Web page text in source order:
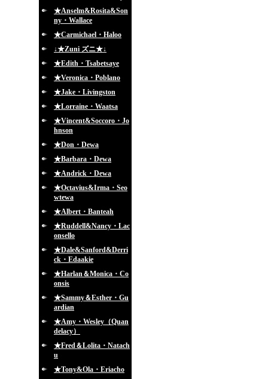
★Anselm&Rosita&Son
ny・Wallace
★Carmichael・Haloo
↓★Zuni ズニ★↓
★Edith・Tsabetsaye
★Veronica・Poblano
★Jake・Livingston
★Lorraine・Waatsa
★Vincent&Soccoro・Jo
hnson
★Don・Dewa
★Barbara・Dewa
★Andrick・Dewa
★Octavius&Irma・Seo
wtewa
★Albert・Banteah
★Ruddell&Nancy・Lac
onsello
★Dale&Sanford&Derri
ck・Edaakie
★Harlan＆Monica・Co
onsis
★Sammy＆Esther・Gu
ardian
★Amy・Wesley（Quan
delacy）
★Fred＆Lolita・Natach
u
★Tony&Ola・Eriacho